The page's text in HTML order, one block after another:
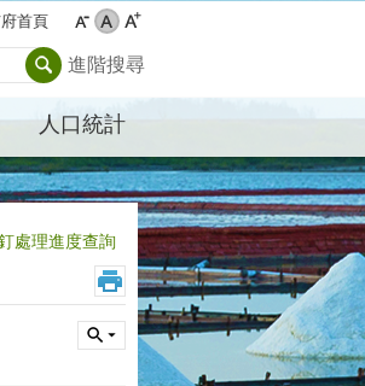
首頁
進階搜尋
人口統計
處理進度查詢